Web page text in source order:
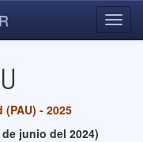
- 2025
de junio del 2024)